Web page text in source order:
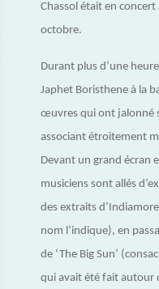
Chassol était en concert
octobre.
Durant plus d’une
Japhet Boristhene à la
œuvres qui ont jalonné
associant étroitement
Devant un grand écran
musiciens sont allés
des extraits
nom l’indique), en
de ‘The Big Sun’
qui avait été fait autour